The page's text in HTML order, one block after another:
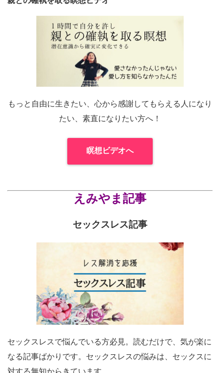
もっと自由に生きたい、心から感謝してもらえる人になり
たい、素直になりたい方へ！
瞑想ビデオへ
えみやま記事
セックスレス記事
セックスレスで悩んでいる方必見。読むだけで、気が楽に
なる記事ばかりです。セックスレスの悩みは、セックスに
対する無知からきています。